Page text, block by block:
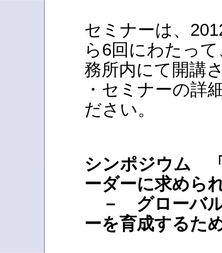
セミナーは、
ら6回にわたっ
務所内にて開講
・セミナーの詳
ださい。
シンポジウム
ーダーに求めら
－ グローバル
ーを育成するた